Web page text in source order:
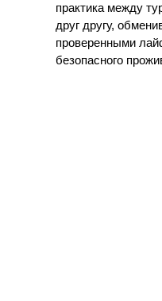
практика между
друг другу,
проверенными
безопасного